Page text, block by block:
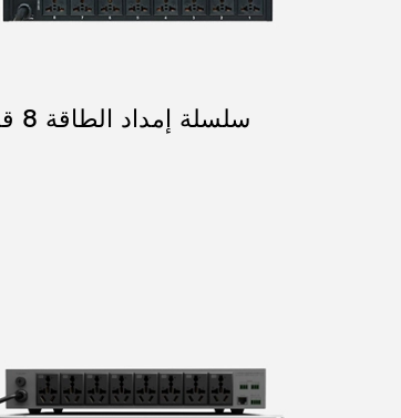
سلسلة إمداد الطاقة 8 قنوات